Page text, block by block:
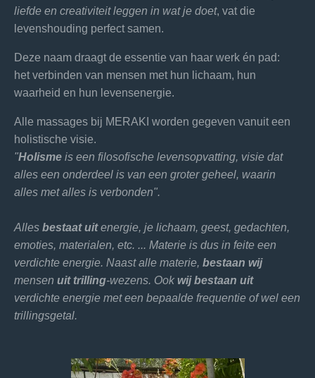
liefde en creativiteit leggen in wat je doet, vat die
levenshouding perfect samen.
Deze naam draagt de essentie van haar werk én pad:
het verbinden van mensen met hun lichaam, hun
waarheid en hun levensenergie.
Alle massages bij MERAKI worden gegeven vanuit een
holistische visie.
"Holisme is een filosofische levensopvatting, visie dat
alles een onderdeel is van een groter geheel, waarin
alles met alles is verbonden".
Alles bestaat uitenergie, je lichaam, geest, gedachten,
emoties, materialen, etc. ... Materie is dus in feite een
verdichte energie. Naast alle materie, bestaan wij
mensen uit trilling-wezens. Ook wij bestaan uit
verdichte energie met een bepaalde frequentie of wel een
trillingsgetal.